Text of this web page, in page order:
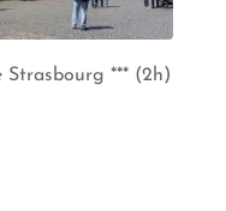
Strasbourg *** (2h)